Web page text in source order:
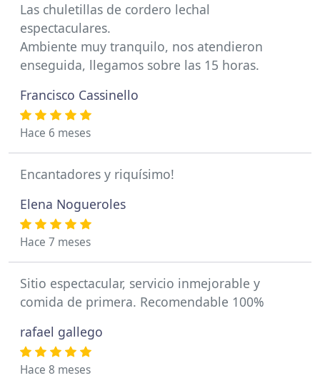
Las chuletillas de cordero lechal
espectaculares.
Ambiente muy tranquilo, nos atendieron
enseguida, llegamos sobre las 15 horas.
Francisco Cassinello
Hace 6 meses
Encantadores y riquísimo!
Elena Nogueroles
Hace 7 meses
Sitio espectacular, servicio inmejorable y
comida de primera. Recomendable 100%
rafael gallego
Hace 8 meses